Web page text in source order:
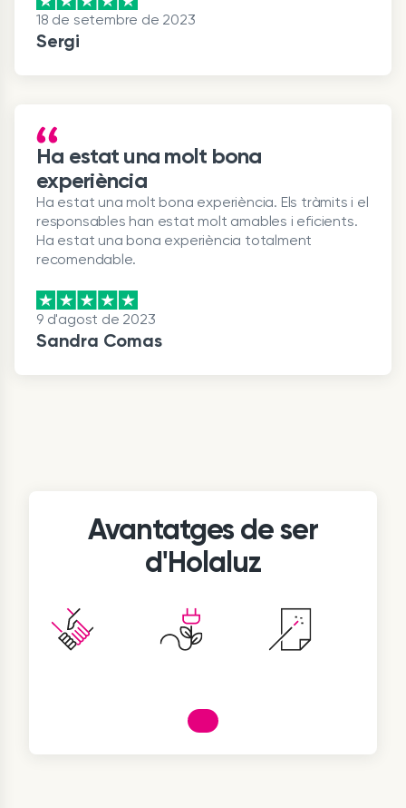
18 de setembre de 2023
Sergi
Ha estat una molt bona
experiència
Ha estat una molt bona experiència. Els tràmits i el
responsables han estat molt amables i eficients.
Ha estat una bona experiència totalment
recomendable.
9 d'agost de 2023
Sandra Comas
Avantatges de ser
d'Holaluz